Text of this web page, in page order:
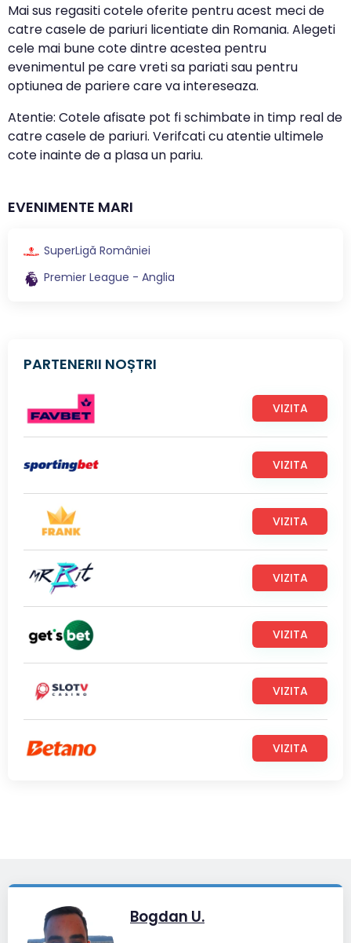
Mai sus regasiti cotele oferite pentru acest meci de
catre casele de pariuri licentiate din Romania. Alegeti
cele mai bune cote dintre acestea pentru
evenimentul pe care vreti sa pariati sau pentru
optiunea de pariere care va intereseaza.
Atentie: Cotele afisate pot fi schimbate in timp real de
catre casele de pariuri. Verifcati cu atentie ultimele
cote inainte de a plasa un pariu.
EVENIMENTE MARI
SuperLigă României
Premier League - Anglia
PARTENERII NOȘTRI
VIZITA
VIZITA
VIZITA
VIZITA
VIZITA
VIZITA
VIZITA
Bogdan U.